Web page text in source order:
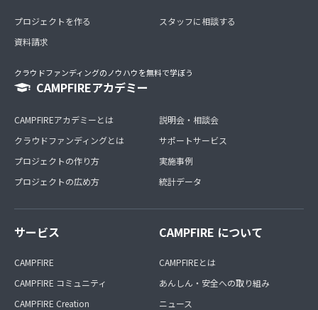
プロジェクトを作る
資料請求
スタッフに相談する
クラウドファンディングのノウハウを無料で学ぼう
CAMPFIREアカデミー
CAMPFIREアカデミーとは
クラウドファンディングとは
プロジェクトの作り方
プロジェクトの広め方
説明会・相談会
サポートサービス
実施事例
統計データ
サービス
CAMPFIRE
CAMPFIRE コミュニティ
CAMPFIRE Creation
CAMPFIRE について
CAMPFIREとは
あんしん・安全への取り組み
ニュース